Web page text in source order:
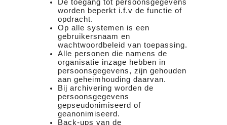
De toegang tot persoonsgegevens
worden beperkt i.f.v de functie of
opdracht.
Op alle systemen is een
gebruikersnaam en
wachtwoordbeleid van toepassing.
Alle personen die namens de
organisatie inzage hebben in
persoonsgegevens, zijn gehouden
aan geheimhouding daarvan.
Bij archivering worden de
persoonsgegevens
gepseudonimiseerd of
geanonimiseerd.
Back-ups van de